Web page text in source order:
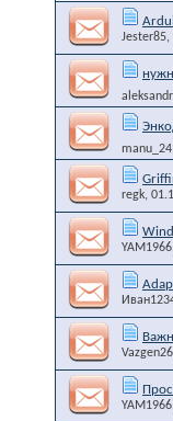
Jester85,
regk,
YAM1966
Vazgen26
YAM1966